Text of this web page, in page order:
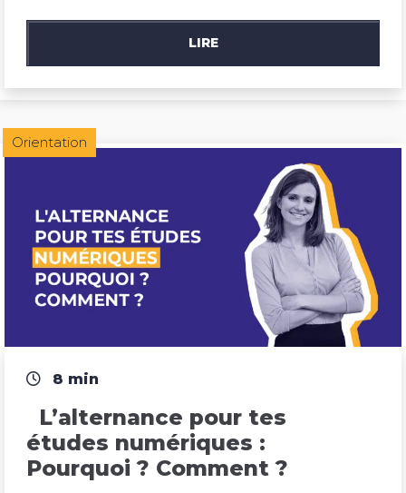
LIRE
Orientation
8 min
L’alternance pour tes
études numériques :
Pourquoi ? Comment ?